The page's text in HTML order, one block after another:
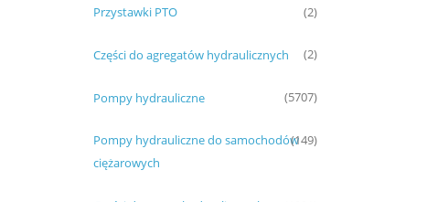
Przystawki PTO (2)
Części do agregatów hydraulicznych (2)
Pompy hydrauliczne (5707)
Pompy hydrauliczne do samochodów
ciężarowych
(149)